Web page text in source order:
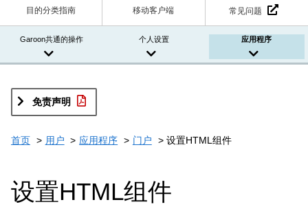
目的分类指南 移动客户端 常见问题
Garoon共通的操作 个人设置 应用程序
免责声明
首页 用户 应用程序 门户 设置HTML组件
设置HTML组件